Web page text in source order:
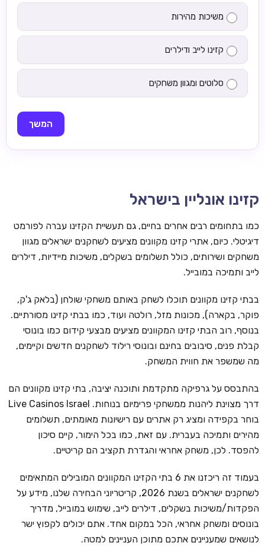
משיכות מהירות
קזינו לייב ודילרים
סלוטים ומגוון משחקים
המשך
קזינו אונליין בישראל
כמו בתחומים רבים אחרים בחיים, גם תעשיית הקזינו עברה לפורמט
דיגיטלי. כיום, אתרי קזינו מקוונים מציעים לשחקנים ישראלים מגוון
משחקים ושירותים, כולל תשלומים בשקלים, משיכות מיידיות, דילרים
לייב ותמיכה במובייל.
בבתי קזינו מקוונים תוכלו לשחק באותם משחקי שולחן (בלאק ג'ק,
פוקר, בקארה), מכונות מזל, רולטה ועוד, כמו בבתי קזינו מסורתיים.
בנוסף, רוב הבתי קזינו המקוונים מציעים מבצעי קידום כמו בונוסי
קבלת פנים, סיבובים בחינם ובונוסי רילוד לשחקנים חדשים וקיימים,
מה שמשפר את חווית המשחק.
בהתבסס על גרפיקה מתקדמת ותוכנה יציבה, בתי קזינו מקוונים הם
דרך מצוינת ליהנות ממשחקי פרימיום בנוחות. Live Casinos Israel
בוחר בקפידה ומציג רק אתרים עם רישיונות מאומתים, תשלומים
מהירים ותמיכה בעברית. עם זאת, כמו בכל הימור, קיים סיכון
להפסד. לכן, משחק אחראי והגדרת תקציב הם קריטיים.
בעמוד זה ריכזנו את 6 בתי הקזינו המקוונים המובילים המתאימים
לשחקנים ישראלים בשנת 2026, קריטריוני הבחירה שלנו, מידע על
הפקדות/משיכות בשקלים, דילרים לייב, שימוש במובייל, מדריך
בונוסים ומשחק אחראי, הכל במקום אחד. אתם יכולים לקפוץ ישר
לנושאים שמעניינים אתכם מתוכן העניינים למטה.